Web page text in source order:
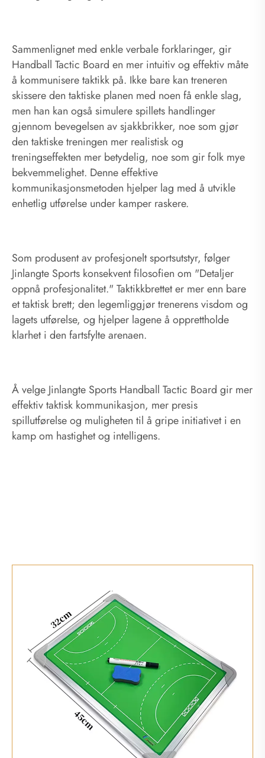
Sammenlignet med enkle verbale forklaringer, gir
Handball Tactic Board en mer intuitiv og effektiv måte
å kommunisere taktikk på. Ikke bare kan treneren
skissere den taktiske planen med noen få enkle slag,
men han kan også simulere spillets handlinger
gjennom bevegelsen av sjakkbrikker, noe som gjør
den taktiske treningen mer realistisk og
treningseffekten mer betydelig, noe som gir folk mye
bekvemmelighet. Denne effektive
kommunikasjonsmetoden hjelper lag med å utvikle
enhetlig utførelse under kamper raskere.
Som produsent av profesjonelt sportsutstyr, følger
Jinlangte Sports konsekvent filosofien om "Detaljer
oppnå profesjonalitet." Taktikkbrettet er mer enn bare
et taktisk brett; den legemliggjør trenerens visdom og
lagets utførelse, og hjelper lagene å opprettholde
klarhet i den fartsfylte arenaen.
Å velge Jinlangte Sports Handball Tactic Board gir mer
effektiv taktisk kommunikasjon, mer presis
spillutførelse og muligheten til å gripe initiativet i en
kamp om hastighet og intelligens.